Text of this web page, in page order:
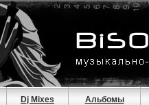
Dj Mixes Альбомы